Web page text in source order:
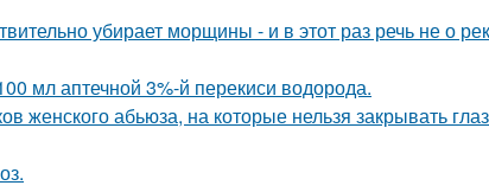
убирает морщины - и в этот раз речь не о
мл аптечной 3%-й перекиси водорода.
женского абьюза, на которые нельзя закрывать